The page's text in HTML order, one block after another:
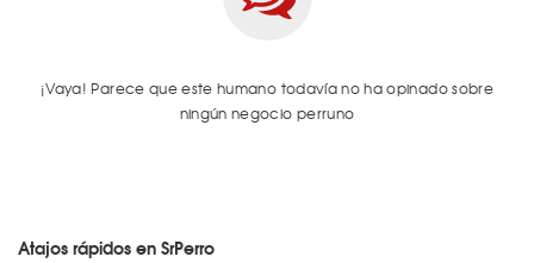
¡Vaya! Parece que este humano todavía no ha opinado sobre
ningún negocio perruno
Atajos rápidos en SrPerro